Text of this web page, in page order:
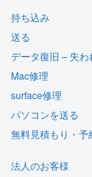
持ち込み
送る
データ復旧 – 失
Mac修理
surface修理
パソコンを送る
無料見積もり・予
法人のお客様